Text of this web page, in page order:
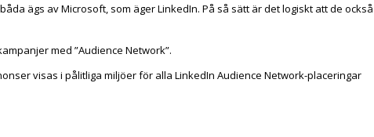
ägs av Microsoft, som äger LinkedIn. På så sätt är det logiskt att de också
med ”Audience Network”.
visas i pålitliga miljöer för alla LinkedIn Audience Network-placeringar